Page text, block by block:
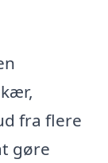
fra flere
gøre